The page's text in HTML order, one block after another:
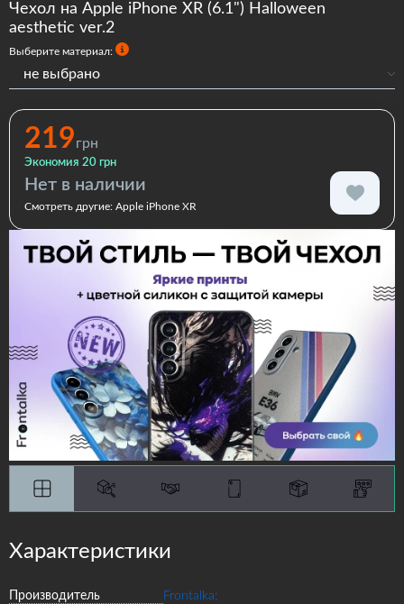
Чехол на Apple iPhone XR (6.1") Halloween
aesthetic ver.2
Выберите материал:
не выбрано
Силиконовый с бортами
Premium
219грн
Экономия 20 грн
Нет в наличии
Смотреть другие: Apple iPhone XR
Характеристики
Производитель
Frontalka;